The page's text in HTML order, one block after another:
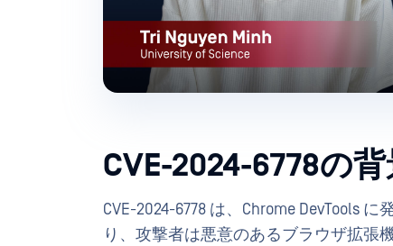
CVE-2024-6778の
CVE-2024-6778 は、Chrome DevTools に
り、攻撃者は悪意のあるブラウザ拡張